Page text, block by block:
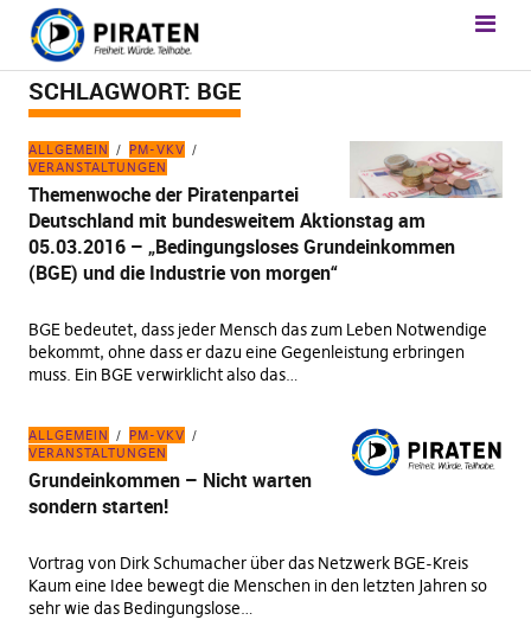
SCHLAGWORT: BGE
ALLGEMEIN
PM-VKV
VERANSTALTUNGEN
Themenwoche der Piratenpartei
Deutschland mit bundesweitem Aktionstag am
05.03.2016 – „Bedingungsloses Grundeinkommen
(BGE) und die Industrie von morgen“
BGE bedeutet, dass jeder Mensch das zum Leben Notwendige
bekommt, ohne dass er dazu eine Gegenleistung erbringen
muss. Ein BGE verwirklicht also das…
ALLGEMEIN
PM-VKV
VERANSTALTUNGEN
Grundeinkommen – Nicht warten
sondern starten!
Vortrag von Dirk Schumacher über das Netzwerk BGE-Kreis
Kaum eine Idee bewegt die Menschen in den letzten Jahren so
sehr wie das Bedingungslose…